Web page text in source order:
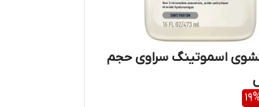
اسموتینگ سراوی حجم
19